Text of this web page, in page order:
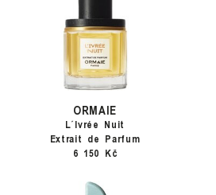
ORMAIE
L´Ivrée Nuit
Extrait de Parfum
6 150 Kč